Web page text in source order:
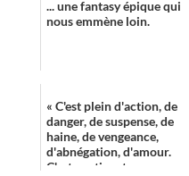
... une fantasy épique qui
nous emmène loin.
« C'est plein d'action, de
danger, de suspense, de
haine, de vengeance,
d'abnégation, d'amour.
C'est captivant. »